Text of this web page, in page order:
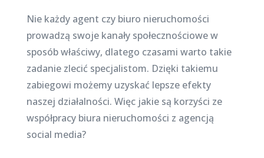
Nie każdy agent czy biuro nieruchomości
prowadzą swoje kanały społecznościowe w
sposób właściwy, dlatego czasami warto takie
zadanie zlecić specjalistom. Dzięki takiemu
zabiegowi możemy uzyskać lepsze efekty
naszej działalności. Więc jakie są korzyści ze
współpracy biura nieruchomości z agencją
social media?